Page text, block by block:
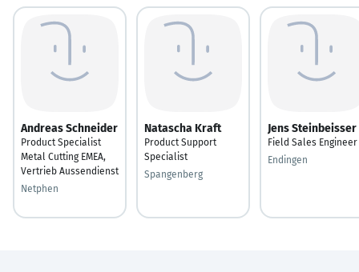
Andreas Schneider
Product Specialist
Metal Cutting EMEA,
Vertrieb Aussendienst
Netphen
Natascha Kraft
Product Support
Specialist
Spangenberg
Jens Steinbeisser
Field Sales Engineer
Endingen